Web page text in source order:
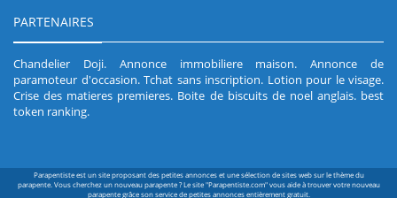
PARTENAIRES
Chandelier Doji. Annonce immobiliere maison.Annonce de
paramoteur d'occasion. Tchat sans inscription. Lotion pour le visage.
Crise des matieres premieres. Boite de biscuits de noel anglais. best
token ranking.
Parapentiste est un site proposant des petites annonces et une sélection de sites web sur le thème du
parapente. Vous cherchez un nouveau parapente ? Le site "Parapentiste.com" vous aide à trouver votre nouveau
parapente grâce son service de petites annonces entièrement gratuit.